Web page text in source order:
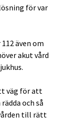
för var
även om
akut vård
väg för att
och så
till rätt